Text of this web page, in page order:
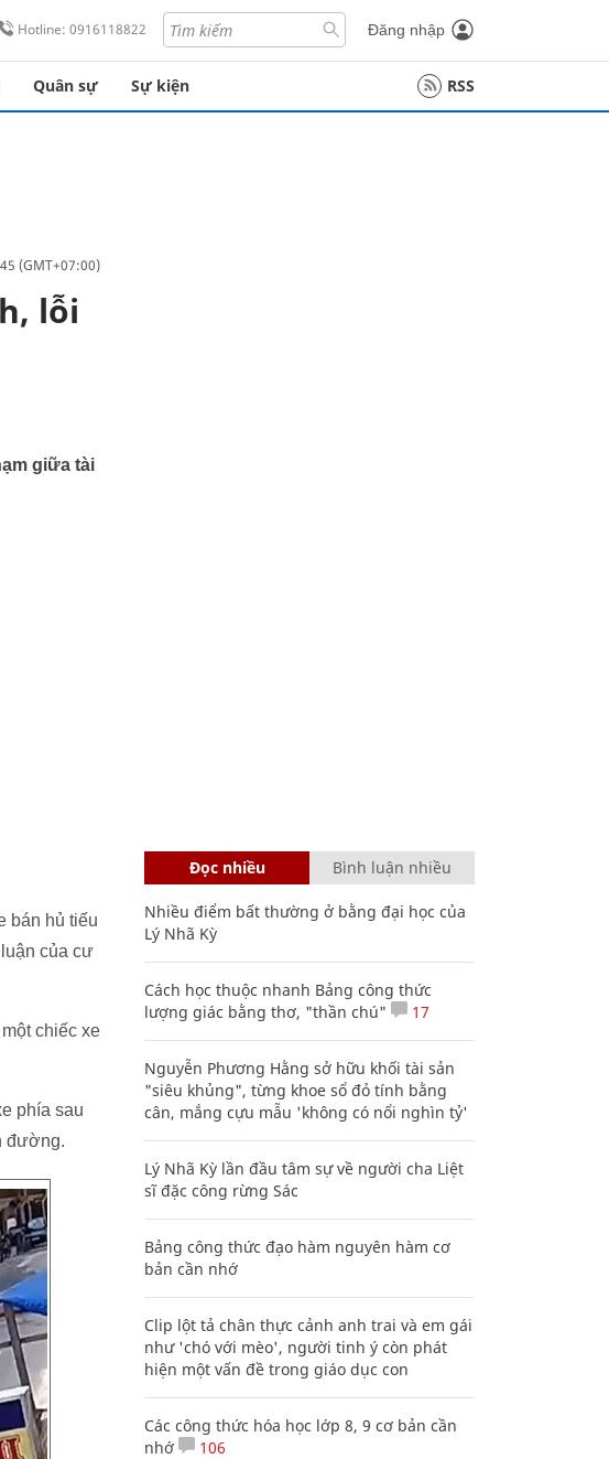
Hotline: 0916118822 Đăng nhập
Quân sự Sự kiện RSS
(GMT+07:00)
lỗi
giữa tài
bán hủ tiếu
của cư
chiếc xe
phía sau
đường.
Đọc nhiều Bình luận nhiều
Nhiều điểm bất thường ở bằng đại học của
Lý Nhã Kỳ
Cách học thuộc nhanh Bảng công thức
lượng giác bằng thơ, "thần chú"
17
Nguyễn Phương Hằng sở hữu khối tài sản
"siêu khủng", từng khoe sổ đỏ tính bằng
cân, mắng cựu mẫu 'không có nổi nghìn tỷ'
Lý Nhã Kỳ lần đầu tâm sự về người cha Liệt
sĩ đặc công rừng Sác
Bảng công thức đạo hàm nguyên hàm cơ
bản cần nhớ
Clip lột tả chân thực cảnh anh trai và em gái
như 'chó với mèo', người tinh ý còn phát
hiện một vấn đề trong giáo dục con
Các công thức hóa học lớp 8, 9 cơ bản cần
nhớ
106